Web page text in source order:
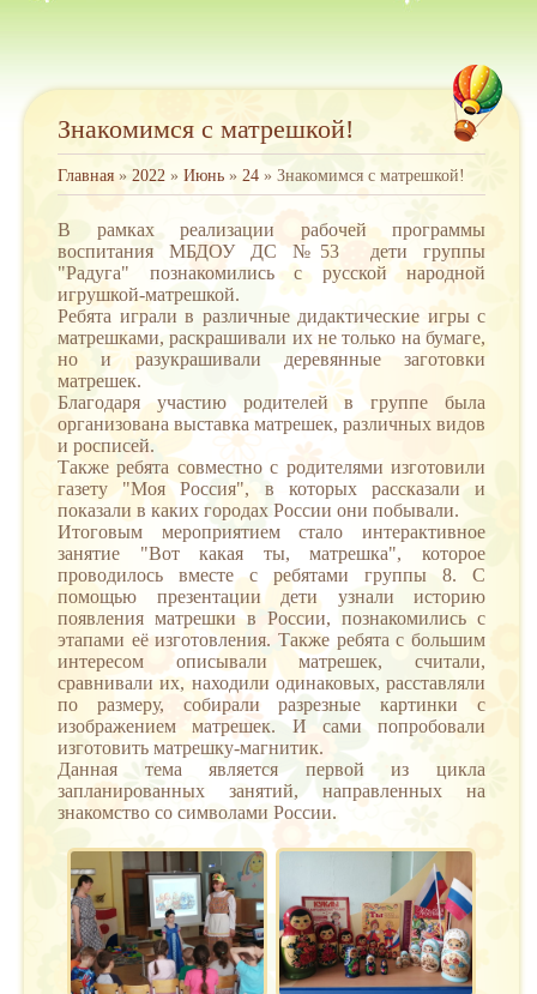
Знакомимся с матрешкой!
Главная» 2022 » Июнь » 24 » Знакомимся с матрешкой!
В рамках реализации рабочей программы
воспитания МБДОУ ДС №53 дети группы
"Радуга" познакомились с русской народной
игрушкой-матрешкой.
Ребята играли в различные дидактические игры с
матрешками, раскрашивали их не только на бумаге,
но и разукрашивали деревянные заготовки
матрешек.
Благодаря участию родителей в группе была
организована выставка матрешек, различных видов
и росписей.
Также ребята совместно с родителями изготовили
газету "Моя Россия", в которых рассказали и
показали в каких городах России они побывали.
Итоговым мероприятием стало интерактивное
занятие "Вот какая ты, матрешка", которое
проводилось вместе с ребятами группы 8. С
помощью презентации дети узнали историю
появления матрешки в России, познакомились с
этапами её изготовления. Также ребята с большим
интересом описывали матрешек, считали,
сравнивали их, находили одинаковых, расставляли
по размеру, собирали разрезные картинки с
изображением матрешек. И сами попробовали
изготовить матрешку-магнитик.
Данная тема является первой из цикла
запланированных занятий, направленных на
знакомство со символами России.